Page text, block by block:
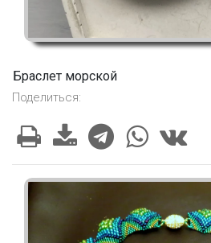
Браслет морской
Поделиться: